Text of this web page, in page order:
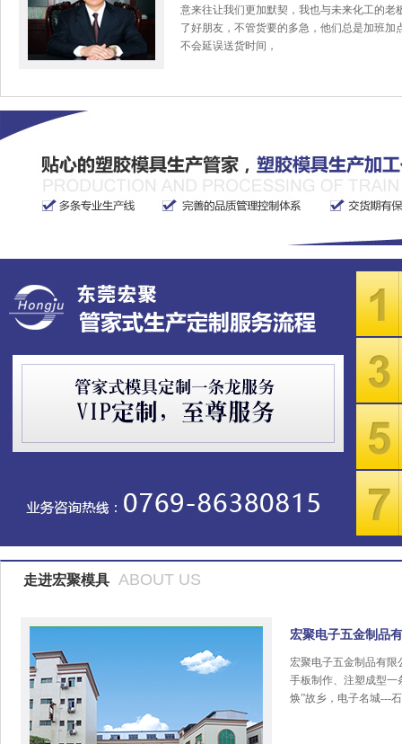
意来往让我们更加默契，我也与未来化工的老
了好朋友，不管货要的多急，他们总是加班加
不会延误送货时间，
走进宏聚模具 ABOUT US
宏聚电子五金制品
宏聚电子五金制品有限
手板制作、注塑成型一
焕”故乡，电子名城---